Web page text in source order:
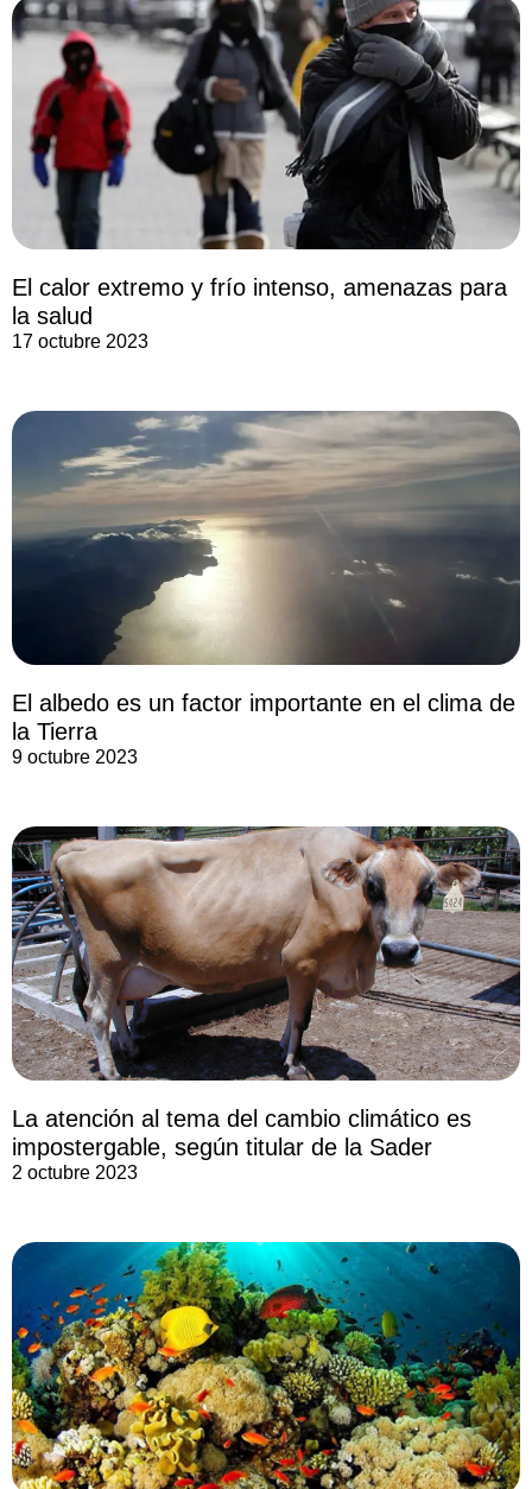
El calor extremo y frío intenso, amenazas para
la salud
17 octubre 2023
El albedo es un factor importante en el clima de
la Tierra
9 octubre 2023
La atención al tema del cambio climático es
impostergable, según titular de la Sader
2 octubre 2023